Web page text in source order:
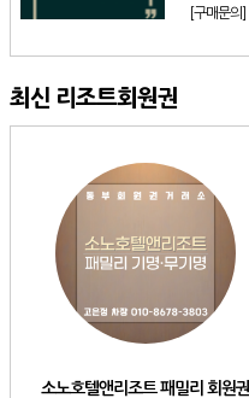
[구매문의]
최신 리조트회원권
소노호텔앤리조트 패밀리 회원권